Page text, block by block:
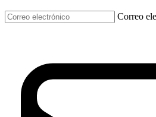
Correo